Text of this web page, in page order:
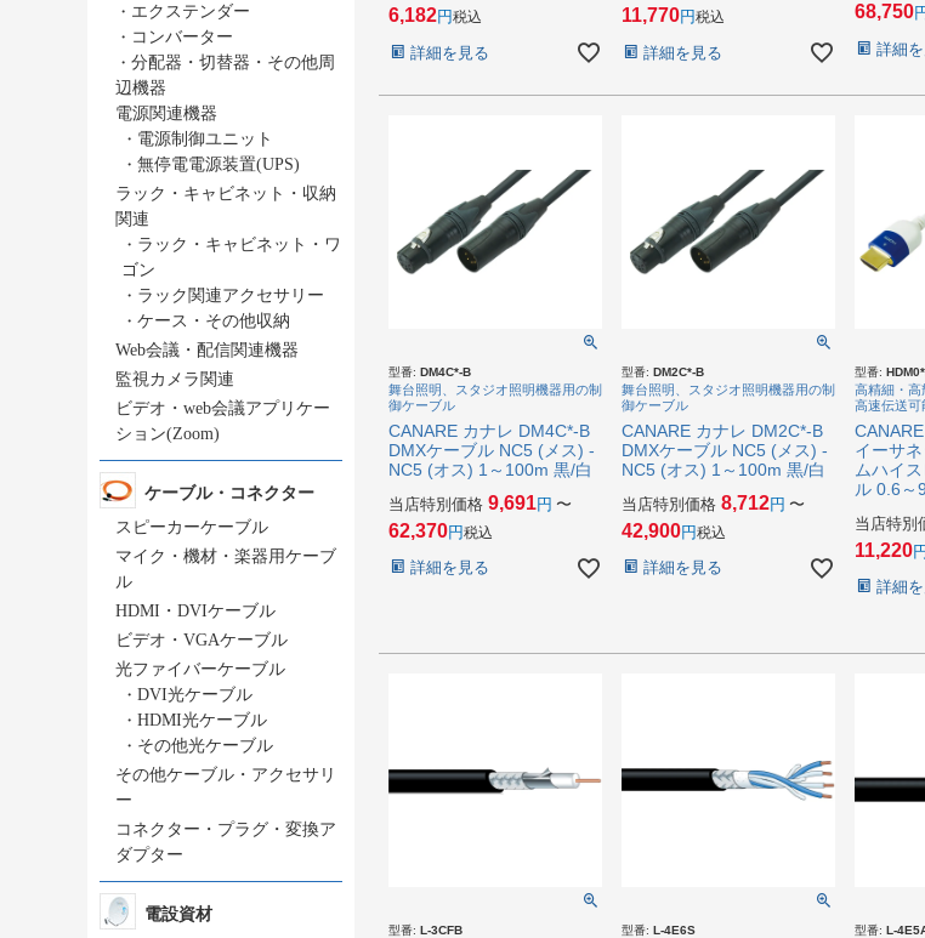
・ エクステンダー
・ コンバーター
・ 分配器・切替器・その他周
辺機器
電源関連機器
・ 電源制御ユニット
・ 無停電電源装置(UPS)
ラック・キャビネット・収納
関連
・ ラック・キャビネット・ワ
ゴン
・ ラック関連アクセサリー
・ ケース・その他収納
Web会議・配信関連機器
監視カメラ関連
ビデオ・web会議アプリケー
ション(Zoom)
ケーブル・コネクター
スピーカーケーブル
マイク・機材・楽器用ケーブ
ル
HDMI・DVIケーブル
ビデオ・VGAケーブル
光ファイバーケーブル
・ DVI光ケーブル
・ HDMI光ケーブル
・ その他光ケーブル
その他ケーブル・アクセサリ
ー
コネクター・プラグ・変換ア
ダプター
電設資材
6,182 税込
詳細を見る
11,770 税込
詳細を見る
68,750
詳細
型番: DM4C*-B
舞台照明、スタジオ照明機器用の制
御ケーブル
CANARE カナレ DM4C*-B
DMXケーブル NC5 (メス) -
NC5 (オス) 1～100m 黒/白
当店特別価格 9,691 〜
62,370 税込
詳細を見る
型番: DM2C*-B
舞台照明、スタジオ照明機器用の制
御ケーブル
CANARE カナレ DM2C*-B
DMXケーブル NC5 (メス) -
NC5 (オス) 1～100m 黒/白
当店特別価格 8,712 〜
42,900 税込
詳細を見る
型番:
高精細・高
高速伝送可
イーサ
ムハイ
ル 0.6～
当店特別
11,220
詳細
型番: L-3CFB 型番: L-4E6S 型番: L-